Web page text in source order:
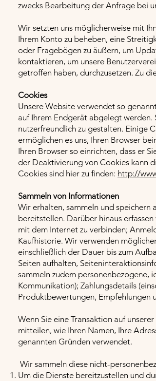
zwecks Bearbeitung der Anfrage bei
Wir setzten uns möglicherweise mit
Ihrem Konto zu beheben, eine
oder Fragebögen zu äußern, um
kontaktieren, um unsere
getroffen haben, durchzusetzen. Zu
Cookies
Unsere Website verwendet so
auf Ihrem Endgerät abgelegt werden.
nutzerfreundlich zu gestalten. Einige
ermöglichen es uns, Ihren Browser
Ihren Browser so einrichten, dass er
der Deaktivierung von Cookies kann
Cookies sind hier zu finden: http://
Sammeln von Informationen
Wir erhalten, sammeln und speichern
bereitstellen. Darüber hinaus
mit dem Internet zu verbinden;
Kaufhistorie. Wir verwenden
einschließlich der Dauer bis zum
Seiten aufhalten,
sammeln zudem personenbezogene,
Kommunikation); Zahlungsdetails
Produktbewertungen, Empfehlungen
Wenn Sie eine Transaktion auf
mitteilen, wie Ihren Namen, Ihre
genannten Gründen verwendet.
Wir sammeln diese nicht-
Um die Dienste bereitzustellen und